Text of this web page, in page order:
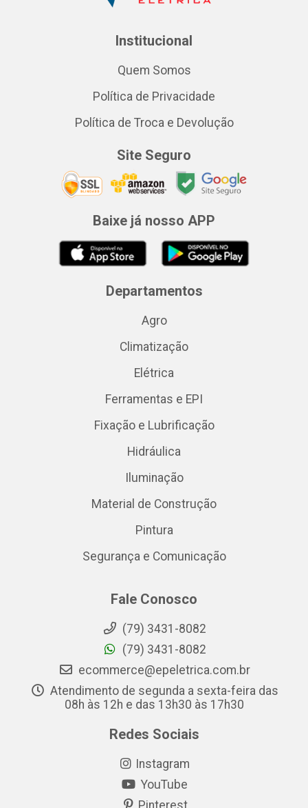
Institucional
Quem Somos
Política de Privacidade
Política de Troca e Devolução
Site Seguro
Baixe já nosso APP
Departamentos
Agro
Climatização
Elétrica
Ferramentas e EPI
Fixação e Lubrificação
Hidráulica
Iluminação
Material de Construção
Pintura
Segurança e Comunicação
Fale Conosco
(79) 3431-8082
(79) 3431-8082
ecommerce@epeletrica.com.br
Atendimento de segunda a sexta-feira das
08h às 12h e das 13h30 às 17h30
Redes Sociais
Instagram
YouTube
Pinterest